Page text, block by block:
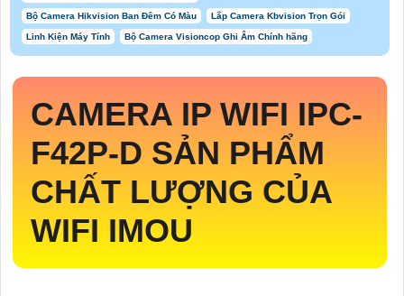
Bộ Camera Hikvision Ban Đêm Có Màu Lắp Camera Kbvision Trọn Gói
Linh Kiện Máy Tính Bộ Camera Visioncop Ghi Âm Chính hãng
CAMERA IP WIFI IPC-
F42P-D SẢN PHẨM
CHẤT LƯỢNG CỦA
WIFI IMOU